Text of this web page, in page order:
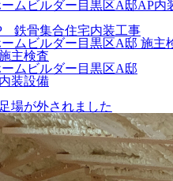
鉄骨集合住宅内装工事
主検査
装設備
場が外されました